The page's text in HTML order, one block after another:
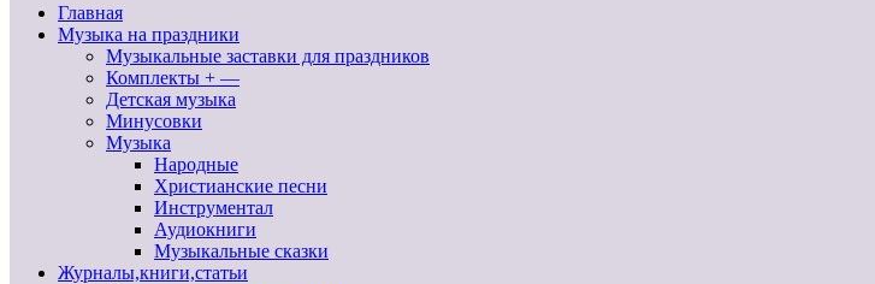
Главная
Музыка на праздники
Музыкальные заставки для праздников
Комплекты + —
Детская музыка
Минусовки
Музыка
Народные
Христианские песни
Инструментал
Аудиокниги
Музыкальные сказки
Журналы,книги,статьи